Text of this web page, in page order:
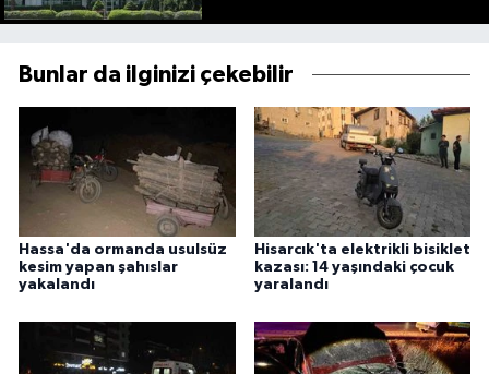
Bunlar da ilginizi çekebilir
Hassa'da ormanda usulsüz
kesim yapan şahıslar
yakalandı
Hisarcık'ta elektrikli bisiklet
kazası: 14 yaşındaki çocuk
yaralandı